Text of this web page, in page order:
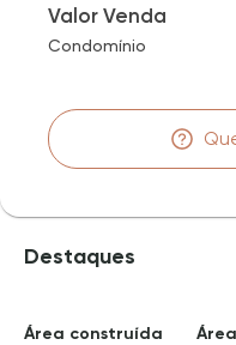
Valor Venda
Condomínio
Destaques
Área construída